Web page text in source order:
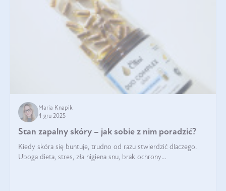
Maria Knapik
4 gru 2025
Stan zapalny skóry – jak sobie z nim poradzić?
Kiedy skóra się buntuje, trudno od razu stwierdzić dlaczego.
Uboga dieta, stres, zła higiena snu, brak ochrony